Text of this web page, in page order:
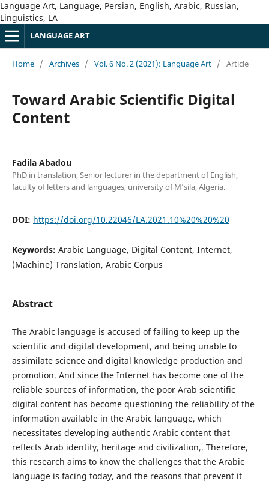
Language Art, Language, Persian, English, Arabic, Russian,
Linguistics, LA
LANGUAGE ART
Home / Archives / Vol. 6 No. 2 (2021): Language Art / Article
Toward Arabic Scientific Digital
Content
Fadila Abadou
PhD in translation, Senior lecturer in the department of English,
faculty of letters and languages, university of M’sila, Algeria.
DOI: https://doi.org/10.22046/LA.2021.10%20%20%20
Keywords: Arabic Language, Digital Content, Internet,
(Machine) Translation, Arabic Corpus
Abstract
The Arabic language is accused of failing to keep up the
scientific and digital development, and being unable to
assimilate science and digital knowledge production and
promotion. And since the Internet has become one of the
reliable sources of information, the poor Arab scientific
digital content has become questioning the reliability of the
information available in the Arabic language, which
necessitates developing authentic Arabic content that
reflects Arab identity, heritage and civilization,. Therefore,
this research aims to know the challenges that the Arabic
language is facing today, and the reasons that prevent it